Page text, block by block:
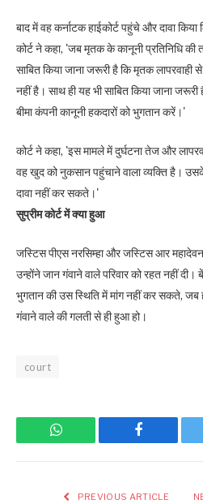
बाद में वह कर्नाटक हाईकोर्ट पहुंचे और दावा
कोर्ट ने कहा, 'जब मृतक के कानूनी प्रतिनिधि की
साबित किया जाना जरूरी है कि मृतक लापरवाही
नहीं है। साथ ही यह भी साबित किया जाना
बीमा कंपनी कानूनी हकदारों को भुगतान करें।'
कोर्ट ने कहा, 'इस मामले में दुर्घटना तेज और
वह खुद को नुकसान पहुंचाने वाला व्यक्ति है।
दावा नहीं कर सकते।'
सुप्रीम कोर्ट में क्या हुआ
जस्टिस पीएस नरसिम्हा और जस्टिस आर
उन्होंने जान गंवाने वाले परिवार को रहत नहीं दी।
भुगतान की उस स्थिति में मांग नहीं कर सकते, जब
गंवाने वाले की गलती से ही हुआ हो।
court
WhatsApp Facebook
PREVIOUS ARTICLE